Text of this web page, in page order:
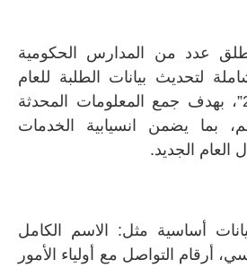
عدد من المدارس الحكومية
لتحديث بيانات الطلبة للعام
الدراسي 2025-2026”، بهدف جمع المعلومات المحدثة
بما يضمن انسيابية الخدمات
العام الجديد.
أساسية مثل: الاسم الكامل
أرقام التواصل مع أولياء الأمور